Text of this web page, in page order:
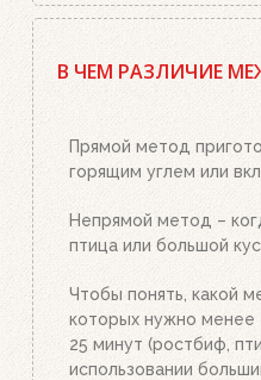
стартер
В ЧЕМ РАЗЛИЧИЕ
Прямой метод
горящим углем или
Непрямой метод –
птица или большой
Чтобы понять, какой
которых нужно менее
25 минут (ростбиф,
использовании